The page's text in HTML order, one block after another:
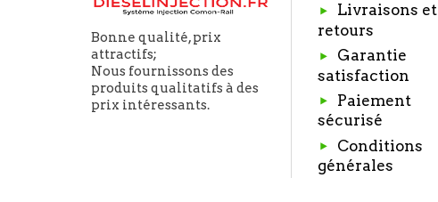
Bonne qualité, prix
attractifs;
Nous fournissons des
produits qualitatifs à des
prix intéressants.
Livraisons et
retours
Garantie
satisfaction
Paiement
sécurisé
Conditions
générales